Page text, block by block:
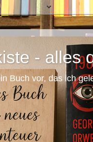
- alles
Buch vor, das ich